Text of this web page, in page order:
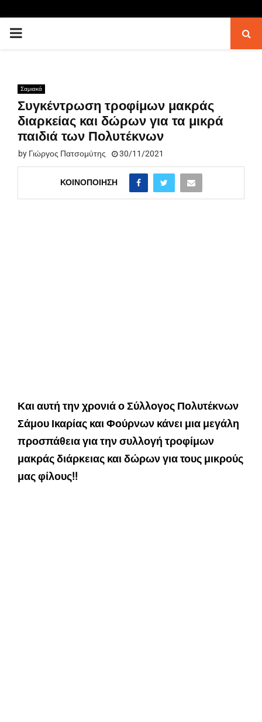
PRIMARY
Σαμιακά
Συγκέντρωση τροφίμων μακράς
διαρκείας και δώρων για τα μικρά
παιδιά των Πολυτέκνων
by Γιώργος Πατσομύτης 30/11/2021
ΚΟΙΝΟΠΟΊΗΣΗ
Και αυτή την χρονιά ο Σύλλογος Πολυτέκνων
Σάμου Ικαρίας και Φούρνων κάνει μια μεγάλη
προσπάθεια για την συλλογή τροφίμων
μακράς διάρκειας και δώρων για τους μικρούς
μας φίλους!!